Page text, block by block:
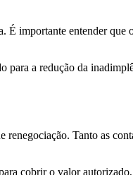
É importante entender que
para a redução da
renegociação. Tanto as
cobrir o valor